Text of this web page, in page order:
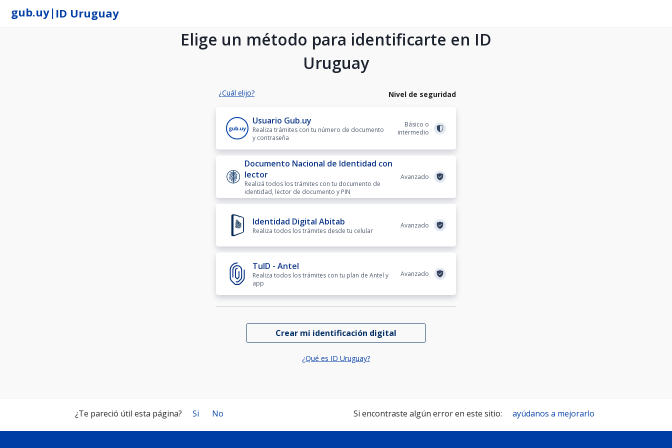
gub.uy| ID Uruguay
Elige un método para identificarte en ID
Uruguay
¿Cuál elijo? Nivel de seguridad
Usuario Gub.uy
Realiza trámites con tu número de documento
y contraseña
Básico o
intermedio
Documento Nacional de Identidad con
lector
Realizá todos los trámites con tu documento de
identidad, lector de documento y PIN
Avanzado
Identidad Digital Abitab
Realiza todos los trámites desde tu celular
Avanzado
TuID - Antel
Realiza todos los trámites con tu plan de Antel y
app
Avanzado
Crear mi identificación digital
¿Qué es ID Uruguay?
¿Te pareció útil esta página? Si No Si encontraste algún error en este sitio: ayúdanos a mejorarlo